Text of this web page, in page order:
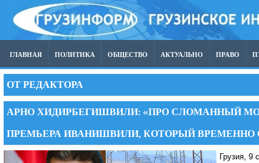
ГЛАВНАЯ ПОЛИТИКА ОБЩЕСТВО АКТУАЛЬНО ПРАВО
ОТ РЕДАКТОРА
АРНО ХИДИРБЕГИШВИЛИ: «ПРО СЛОМАННЫЙ
ПРЕМЬЕРА ИВАНИШВИЛИ, КОТОРЫЙ ВРЕМЕННО
Грузия, 9